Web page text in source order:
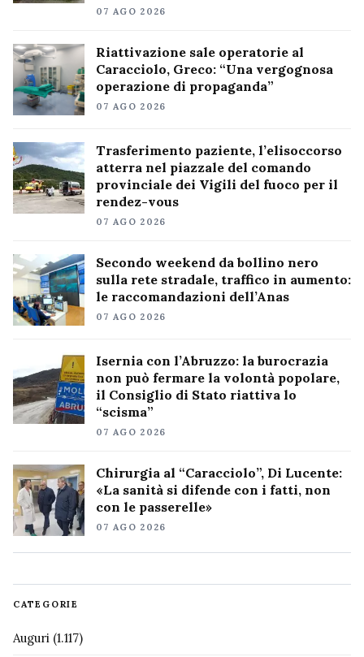
07 AGO 2026
Riattivazione sale operatorie al
Caracciolo, Greco: “Una vergognosa
operazione di propaganda”
07 AGO 2026
Trasferimento paziente, l’elisoccorso
atterra nel piazzale del comando
provinciale dei Vigili del fuoco per il
rendez-vous
07 AGO 2026
Secondo weekend da bollino nero
sulla rete stradale, traffico in aumento:
le raccomandazioni dell’Anas
07 AGO 2026
Isernia con l’Abruzzo: la burocrazia
non può fermare la volontà popolare,
il Consiglio di Stato riattiva lo
“scisma”
07 AGO 2026
Chirurgia al “Caracciolo”, Di Lucente:
«La sanità si difende con i fatti, non
con le passerelle»
07 AGO 2026
CATEGORIE
Auguri (1.117)